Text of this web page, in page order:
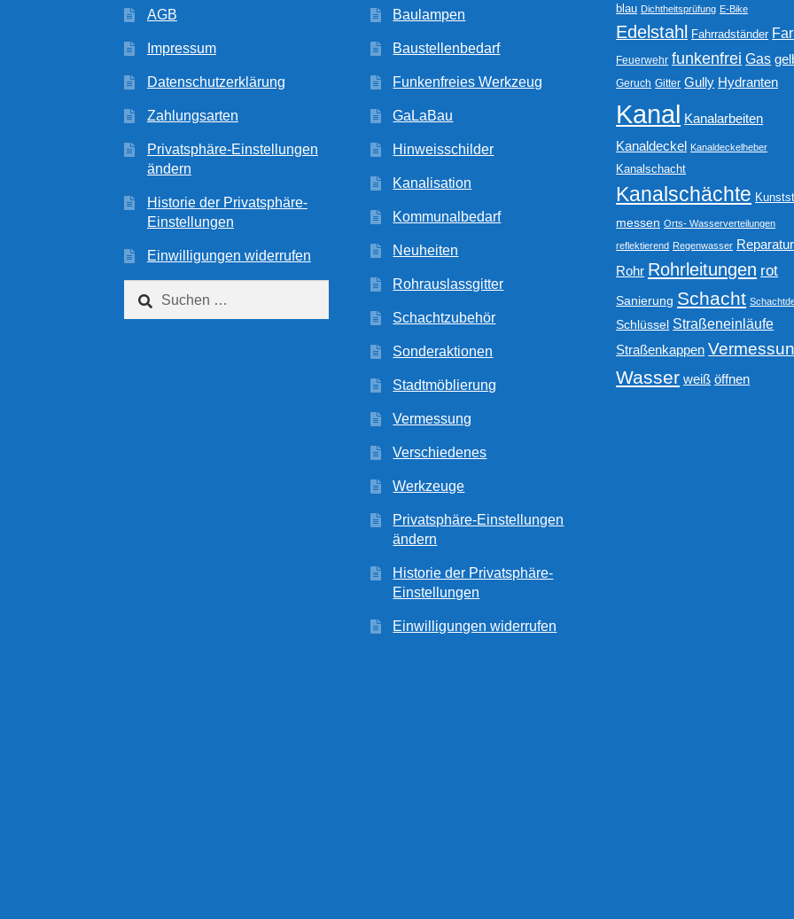
AGB
Impressum
Datenschutzerklärung
Zahlungsarten
Privatsphäre-Einstellungen
ändern
Historie der Privatsphäre-
Einstellungen
Einwilligungen widerrufen
nach:
Baulampen
Baustellenbedarf
Funkenfreies Werkzeug
GaLaBau
Hinweisschilder
Kanalisation
Kommunalbedarf
Neuheiten
Rohrauslassgitter
Schachtzubehör
Sonderaktionen
Stadtmöblierung
Vermessung
Verschiedenes
Werkzeuge
Privatsphäre-Einstellungen
ändern
Historie der Privatsphäre-
Einstellungen
Einwilligungen widerrufen
blau Dichtheitsprüfung E-Bike
Edelstahl Fahrradständer
Feuerwehr funkenfrei Gas
Geruch Gitter Gully Hydranten
Kanal Kanalarbeiten
Kanaldeckel Kanaldeckelheber
Kanalschacht
Kanalschächte
messen Orts- Wasserverteilungen
reflektierend Regenwasser Reparatur
Rohr Rohrleitungen rot
Sanierung Schacht
Schlüssel Straßeneinläufe
Straßenkappen
Wasser weiß öffnen